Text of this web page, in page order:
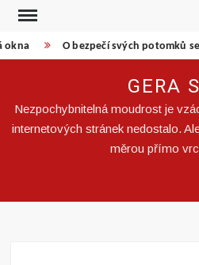
Skip
content
okna O bezpečí svých potomků
GERA
Nezpochybnitelná moudrost je
internetových stránek nedostalo.
měrou přímo